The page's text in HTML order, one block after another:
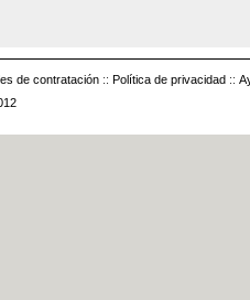
de contratación :: Política de privacidad ::